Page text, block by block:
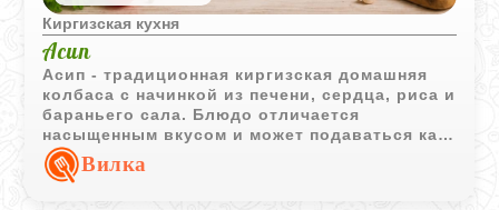
Киргизская кухня
Асип
Асип - традиционная киргизская домашняя
колбаса с начинкой из печени, сердца, риса и
бараньего сала. Блюдо отличается
насыщенным вкусом и может подаваться как
горячим, так и полностью охлажденным.
Вилка